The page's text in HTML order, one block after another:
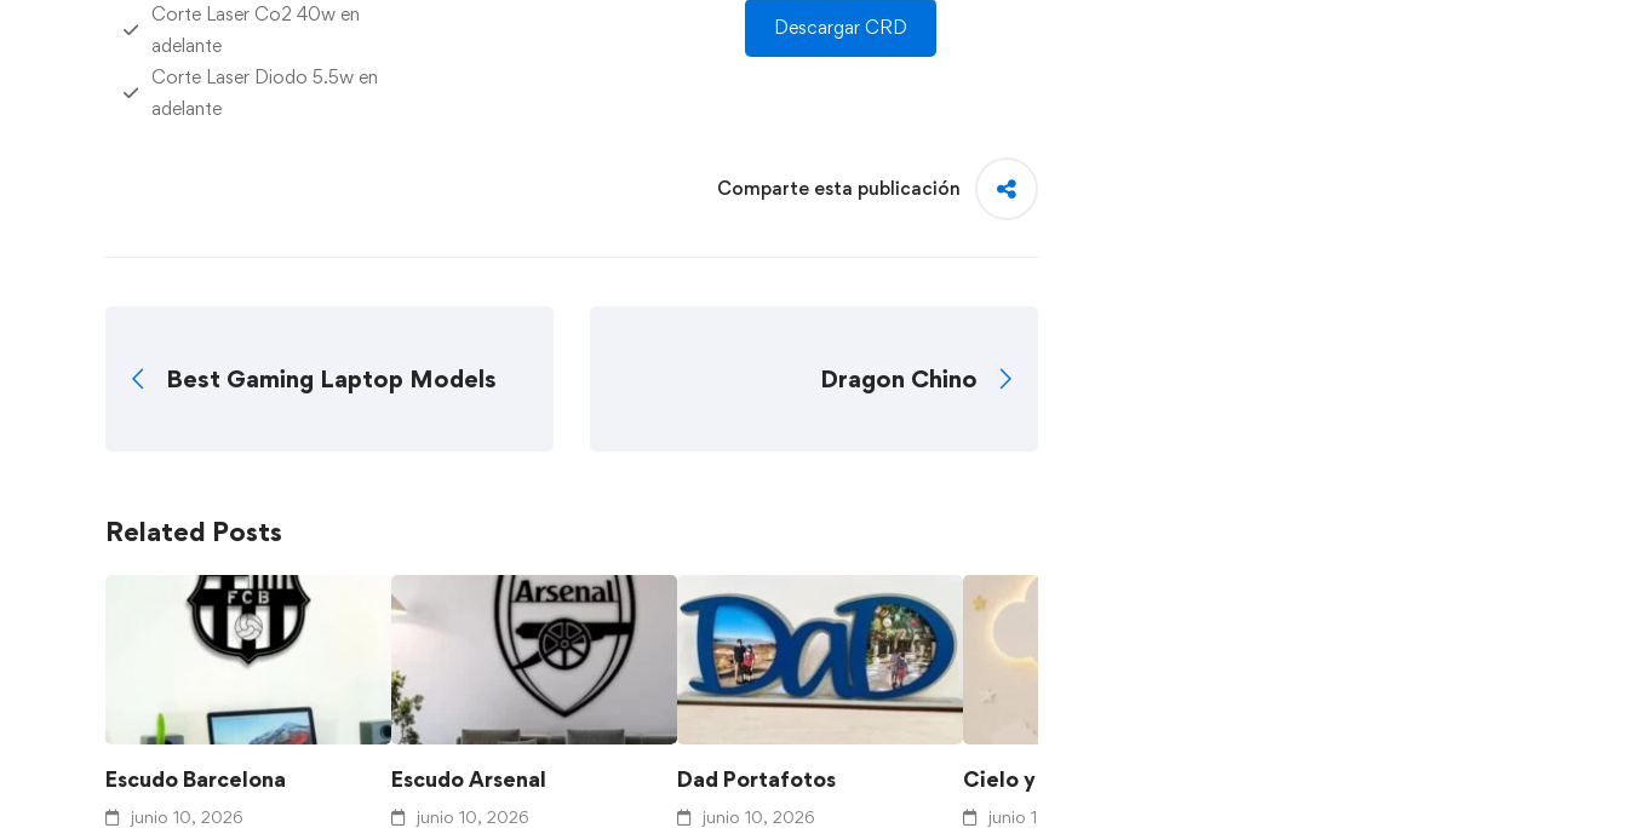
Corte Laser Co2 40w en
adelante
Corte Laser Diodo 5.5w en
adelante
Descargar CRD
Comparte esta publicación
Best Gaming Laptop Models Dragon Chino
Related Posts
Escudo Barcelona
junio 10, 2026
Escudo Arsenal
junio 10, 2026
Dad Portafotos
junio 10, 2026
Cielo y Cohete
junio 10, 2026